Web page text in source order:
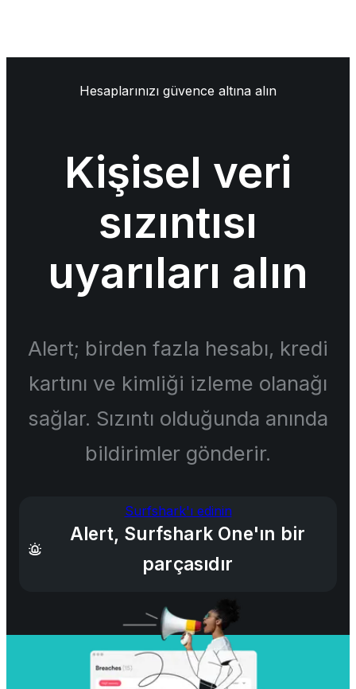
Hesaplarınızı güvence altına alın
Kişisel veri
sızıntısı
uyarıları alın
Alert; birden fazla hesabı, kredi
kartını ve kimliği izleme olanağı
sağlar. Sızıntı olduğunda anında
bildirimler gönderir.
Surfshark'ı edinin
Alert, Surfshark One'ın bir
parçasıdır